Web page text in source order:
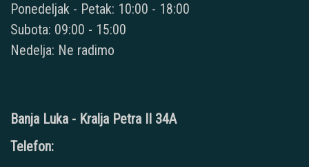
Ponedeljak - Petak: 10:00 - 18:00
Subota: 09:00 - 15:00
Nedelja: Ne radimo
Banja Luka - Kralja Petra II 34A
Telefon: